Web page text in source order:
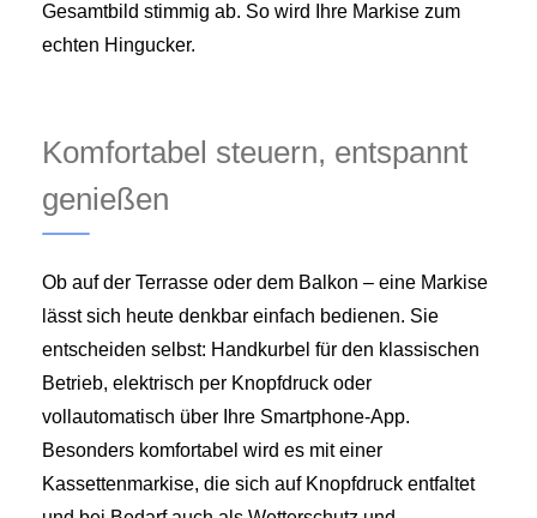
Gesamtbild stimmig ab. So wird Ihre Markise zum
echten Hingucker.
Komfortabel steuern, entspannt
genießen
Ob auf der Terrasse oder dem Balkon – eine Markise
lässt sich heute denkbar einfach bedienen. Sie
entscheiden selbst: Handkurbel für den klassischen
Betrieb, elektrisch per Knopfdruck oder
vollautomatisch über Ihre Smartphone-App.
Besonders komfortabel wird es mit einer
Kassettenmarkise, die sich auf Knopfdruck entfaltet